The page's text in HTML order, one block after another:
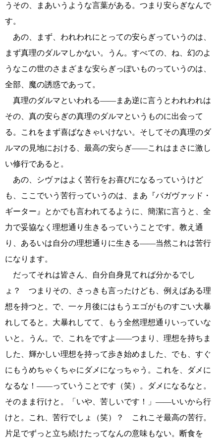
うその、まあいうような言葉がある。つまり安らぎなんで
す。
あの、まず、われわれにとっての安らぎっていうのは、
まず真理のダルマしかない。うん。すべての、ね、幻のよ
うなこの世のさまざまな安らぎっぽいものっていうのは、
全部、魔の誘惑であって。
真理のダルマといわれる――まあ逆に言うとわれわれは
その、真の安らぎの真理のダルマというものに出会って
る。これをまず喜ばなきゃいけない。そしてその真理のダ
ルマの見地における、最高の安らぎ――これはまさに激し
い修行であると。
あの、シヴァはよく苦行をお喜びになるっていうけど
も、ここでいう苦行っていうのは、まあ『バガヴァッド・
ギーター』とかでも言われてるように、簡潔に言うと、全
力で妥協なく理想通り生きるっていうことです。教え通
り、あるいは自分の理想通りに生きる――当然これは苦行
になります。
だってそれは皆さん、自分自身見てれば分かるでし
ょ？ つまりその、さっきも言ったけども、例えばある理
想を持つと。で、一ヶ月後にはもうエゴがものすごい大暴
れしてると。大暴れしてて、もう全然理想通りいっていな
いと。うん。で、これをですよ――つまり、理想を持ちま
した、輝かしい理想を持って歩き始めました、でも、すぐ
にもうめちゃくちゃにダメになっちゃう。これを、ダメに
なるな！――っていうことです（笑）。ダメになるなと。
そのまま行けと。「いや、苦しいです！」――いいから行
けと。これ、苦行でしょ（笑）？ これこそ最高の苦行。
片足でずっと立ち続けたってなんの意味もない。断食を